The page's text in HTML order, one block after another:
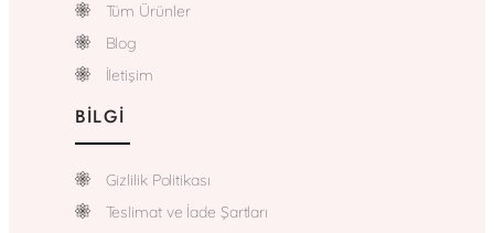
Tüm Ürünler
Blog
İletişim
BILGI
Gizlilik Politikası
Teslimat ve İade Şartları